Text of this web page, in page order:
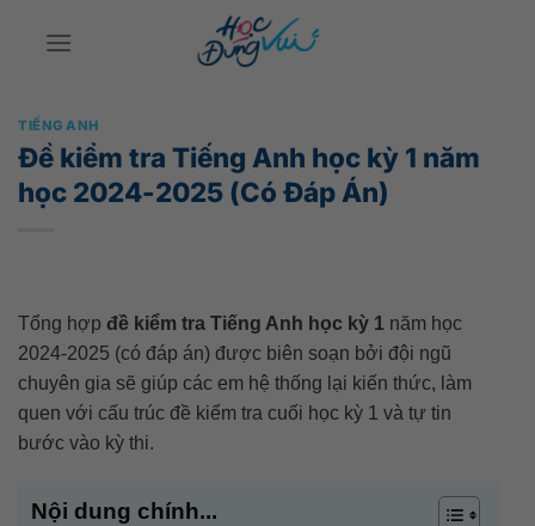
TIẾNG ANH
Đề kiểm tra Tiếng Anh học kỳ 1 năm
học 2024-2025 (Có Đáp Án)
Tổng hợp đề kiểm tra Tiếng Anh học kỳ 1 năm học
2024-2025 (có đáp án) được biên soạn bởi đội ngũ
chuyên gia sẽ giúp các em hệ thống lại kiến thức, làm
quen với cấu trúc đề kiểm tra cuối học kỳ 1 và tự tin
bước vào kỳ thi.
Nội dung chính...